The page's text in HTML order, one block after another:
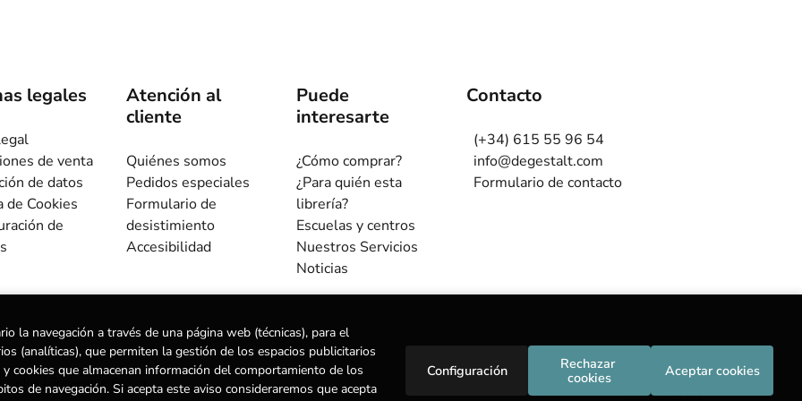
legales
de venta
de datos
de Cookies
de
Atención al
cliente
Quiénes somos
Pedidos especiales
Formulario de
desistimiento
Accesibilidad
Puede
interesarte
¿Cómo comprar?
¿Para quién esta
librería?
Escuelas y centros
Nuestros Servicios
Noticias
Contacto
(+34) 615 55 96 54
info@degestalt.com
Formulario de contacto
|Trevenque Group
la navegación a través de una página web (técnicas), para el
(analíticas), que permiten la gestión de los espacios publicitarios
cookies que almacenan información del comportamiento de los
de navegación. Si acepta este aviso consideraremos que acepta
Configuración
Rechazar
cookies
Aceptar cookies